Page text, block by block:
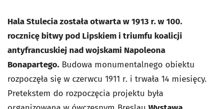
Hala Stulecia została otwarta w 1913 r. w 100.
rocznicę bitwy pod Lipskiem i triumfu koalicji
antyfrancuskiej nad wojskami Napoleona
Bonapartego. Budowa monumentalnego obiektu
rozpoczęła się w czerwcu 1911 r. i trwała 14 miesięcy.
Pretekstem do rozpoczęcia projektu była